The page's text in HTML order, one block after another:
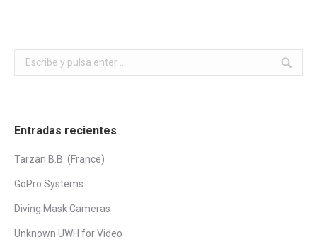
Buscar:
Entradas recientes
Tarzan B.B. (France)
GoPro Systems
Diving Mask Cameras
Unknown UWH for Video